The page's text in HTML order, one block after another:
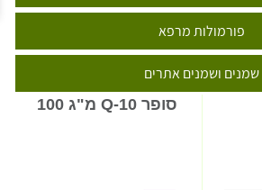
פורמולות מרפא
שמנים ושמנים אתרים
סופר Q-10 מ"ג 100